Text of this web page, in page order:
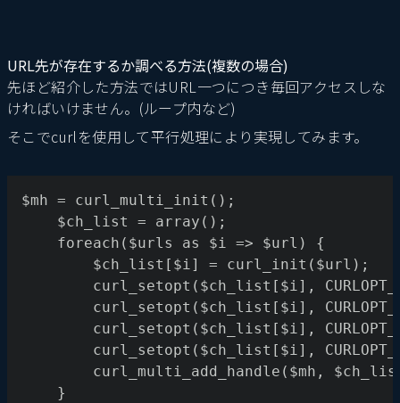
URL先が存在するか調べる方法(複数の場合)
先ほど紹介した方法ではURL一つにつき毎回アクセスしな
ければいけません。(ループ内など)
そこでcurlを使用して平行処理により実現してみます。
$mh = curl_multi_init();
	$ch_list = array();
	foreach($urls as $i => $url) {
		$ch_list[$i] = curl_init($url);
curl_setopt($ch_list[$i],
curl_setopt($ch_list[$i],
curl_setopt($ch_list[$i],
curl_setopt($ch_list[$i],
curl_multi_add_handle($mh,
	}